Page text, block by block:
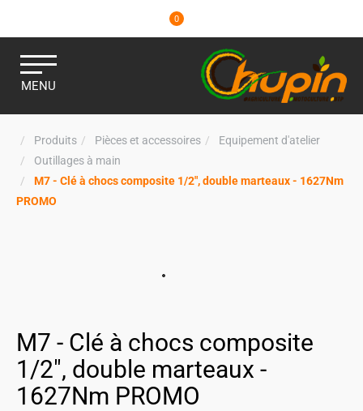
0
MENU
Produits Pièces et accessoires
Equipement d'atelier
Outillages à main
M7 - Clé à chocs composite 1/2", double marteaux - 1627Nm
PROMO
M7 - Clé à chocs composite
1/2", double marteaux -
1627Nm PROMO